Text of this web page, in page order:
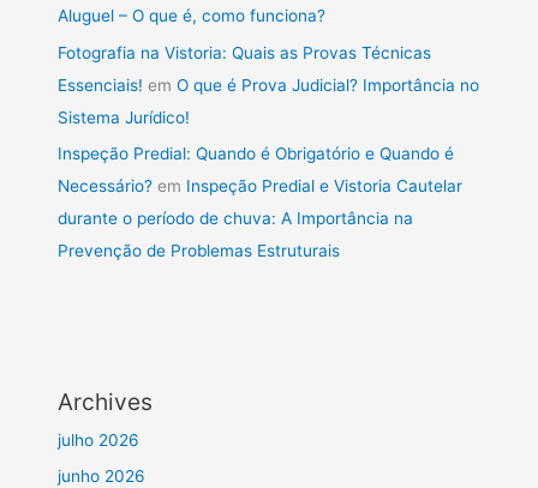
Aluguel – O que é, como funciona?
Fotografia na Vistoria: Quais as Provas Técnicas
Essenciais! emO que é Prova Judicial? Importância no
Sistema Jurídico!
Inspeção Predial: Quando é Obrigatório e Quando é
Necessário? em Inspeção Predial e Vistoria Cautelar
durante o período de chuva: A Importância na
Prevenção de Problemas Estruturais
Archives
julho 2026
junho 2026